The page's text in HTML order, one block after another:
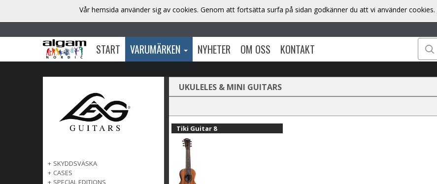
START VARUMÄRKEN NYHETER OM OSS KONTAKT
+ SKYDDSVÄSKA
+ CASES
+ SPECIAL EDITIONS
UKULELES & MINI GUITARS
Tiki Guitar 8
Vår hemsida använder sig av cookies. Genom att fortsätta surfa på sidan godkänner du att vi använder cookies.